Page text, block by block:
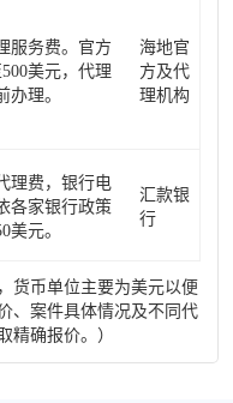
服务费。官方
美元，代理
办理。
海地官
方及代
理机构
理费，银行电
各家银行政策
美元。
汇款银
行
币单位主要为美元以便
、案件具体情况及不同代
精确报价。）